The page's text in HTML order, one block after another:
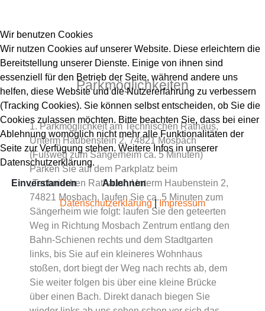
Parkmöglichkeiten
1. Parkmöglichkeit am Technischen Rathaus,
Unterm Haubenstein 2, 74821 Mosbach
(Fußweg zum Sängerheim ca. 5 Minuten)
Parken Sie auf dem Parkplatz beim
„Technischen Rathaus“, Unterm Haubenstein 2,
74821 Mosbach, laufen Sie ca. 5 Minuten zum
Sängerheim wie folgt: laufen Sie den geteerten
Weg in Richtung Mosbach Zentrum entlang den
Bahn-Schienen rechts und dem Stadtgarten
links, bis Sie auf ein kleineres Wohnhaus
stoßen, dort biegt der Weg nach rechts ab, dem
Sie weiter folgen bis über eine kleine Brücke
über einen Bach. Direkt danach biegen Sie
Wir benutzen Cookies
Wir nutzen Cookies auf unserer Website. Diese erleichtern die
Bereitstellung unserer Dienste. Einige von ihnen sind
essenziell für den Betrieb der Seite, während andere uns
helfen, diese Website und die Nutzererfahrung zu verbessern
(Tracking Cookies). Sie können selbst entscheiden, ob Sie die
Cookies zulassen möchten. Bitte beachten Sie, dass bei einer
Ablehnung womöglich nicht mehr alle Funktionalitäten der
Seite zur Verfügung stehen. Weitere Infos in unserer
Datenschutzerklärung.
Einverstanden
Ablehnen
Datenschutzerklärung| Impressum